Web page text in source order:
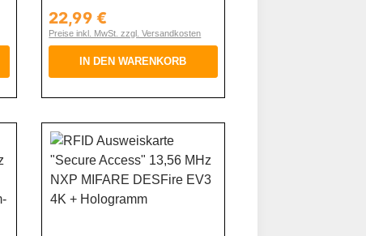
Regulärer Preis:
22,99 €
Preise inkl. MwSt. zzgl. Versandkosten
IN DEN WARENKORB